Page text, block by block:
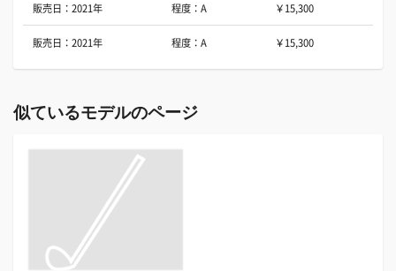
販売日：2021年 程度：A ￥15,300
販売日：2021年 程度：A ￥15,300
似ているモデルのページ